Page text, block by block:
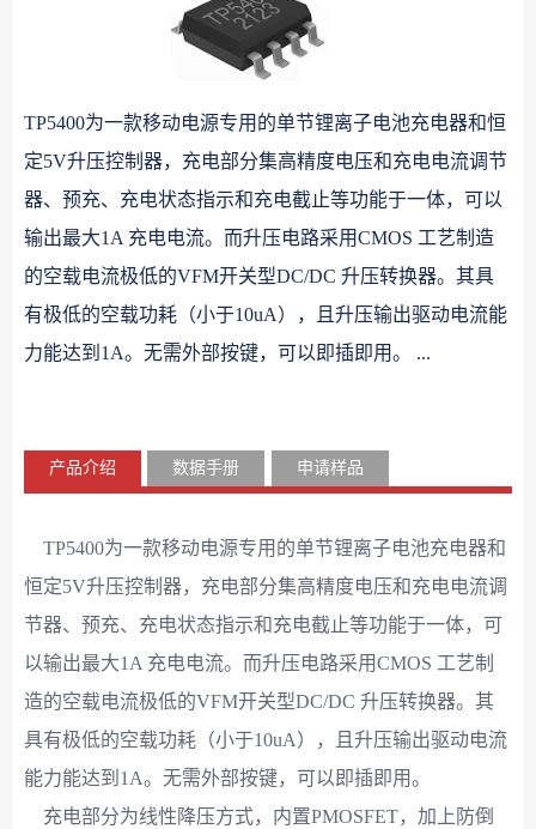
TP5400为一款移动电源专用的单节锂离子电池充电器和恒
定5V升压控制器，充电部分集高精度电压和充电电流调节
器、预充、充电状态指示和充电截止等功能于一体，可以
输出最大1A 充电电流。而升压电路采用CMOS 工艺制造
的空载电流极低的VFM开关型DC/DC 升压转换器。其具
有极低的空载功耗（小于10uA），且升压输出驱动电流能
力能达到1A。无需外部按键，可以即插即用。 ...
产品介绍 数据手册 申请样品
TP5400为一款移动电源专用的单节锂离子电池充电器和
恒定5V升压控制器，充电部分集高精度电压和充电电流调
节器、预充、充电状态指示和充电截止等功能于一体，可
以输出最大1A 充电电流。而升压电路采用CMOS 工艺制
造的空载电流极低的VFM开关型DC/DC 升压转换器。其
具有极低的空载功耗（小于10uA），且升压输出驱动电流
能力能达到1A。无需外部按键，可以即插即用。
充电部分为线性降压方式，内置PMOSFET，加上防倒